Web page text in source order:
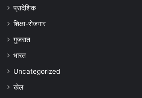
प्रादेशिक
शिक्षा-रोजगार
गुजरात
भारत
Uncategorized
खेल